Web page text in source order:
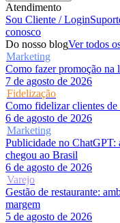
Atendimento
Sou Cliente / Login
conosco
Do nosso blogVer todos
Marketing
Como fazer promoção na
7 de agosto de 2026
Fidelização
Como fidelizar clientes
6 de agosto de 2026
Marketing
Publicidade no ChatGPT:
chegou ao Brasil
6 de agosto de 2026
Varejo
Gestão de restaurante:
margem
5 de agosto de 2026